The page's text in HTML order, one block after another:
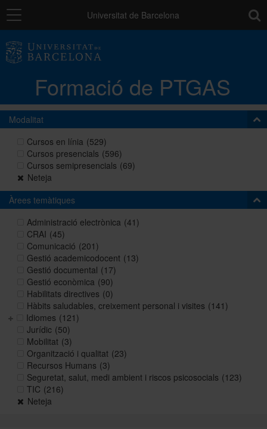
Navegació Universitat de Barcelona
Formació de PTGAS
Catàleg de la formació del PTGAS
Cursos a mida
Autoaprenentatge
Ajuts
Històric i memòries
Modalitat
Cursos en línia (529)
Cursos presencials (596)
Cursos semipresencials (69)
Neteja
Àrees temàtiques
Administració electrònica (41)
CRAI (45)
Comunicació (201)
Gestió academicodocent (13)
Gestió documental (17)
Gestió econòmica (90)
Habilitats directives (0)
Hàbits saludables, creixement personal i visites (141)
Idiomes (121)
Jurídic (50)
Mobilitat (3)
Organització i qualitat (23)
Recursos Humans (3)
Seguretat, salut, medi ambient i riscos psicosocials (123)
TIC (216)
Neteja